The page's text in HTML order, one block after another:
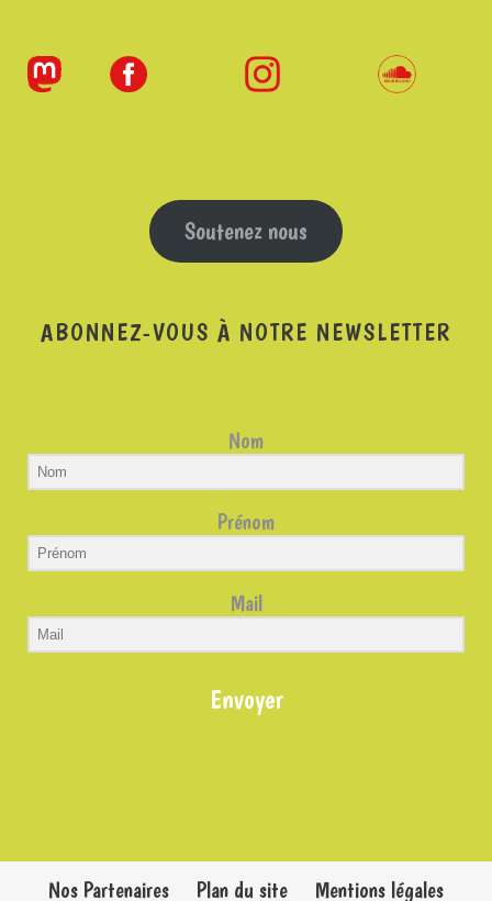
Soutenez nous
ABONNEZ-VOUS À NOTRE NEWSLETTER
Nom
Prénom
Mail
Envoyer
Nos Partenaires Plan du site Mentions légales